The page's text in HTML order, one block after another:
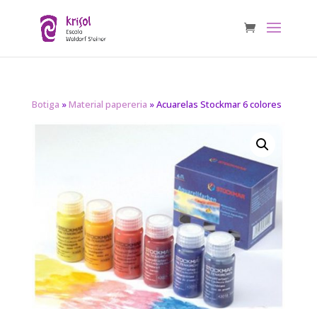
Botiga »Material papereria » Acuarelas Stockmar 6 colores